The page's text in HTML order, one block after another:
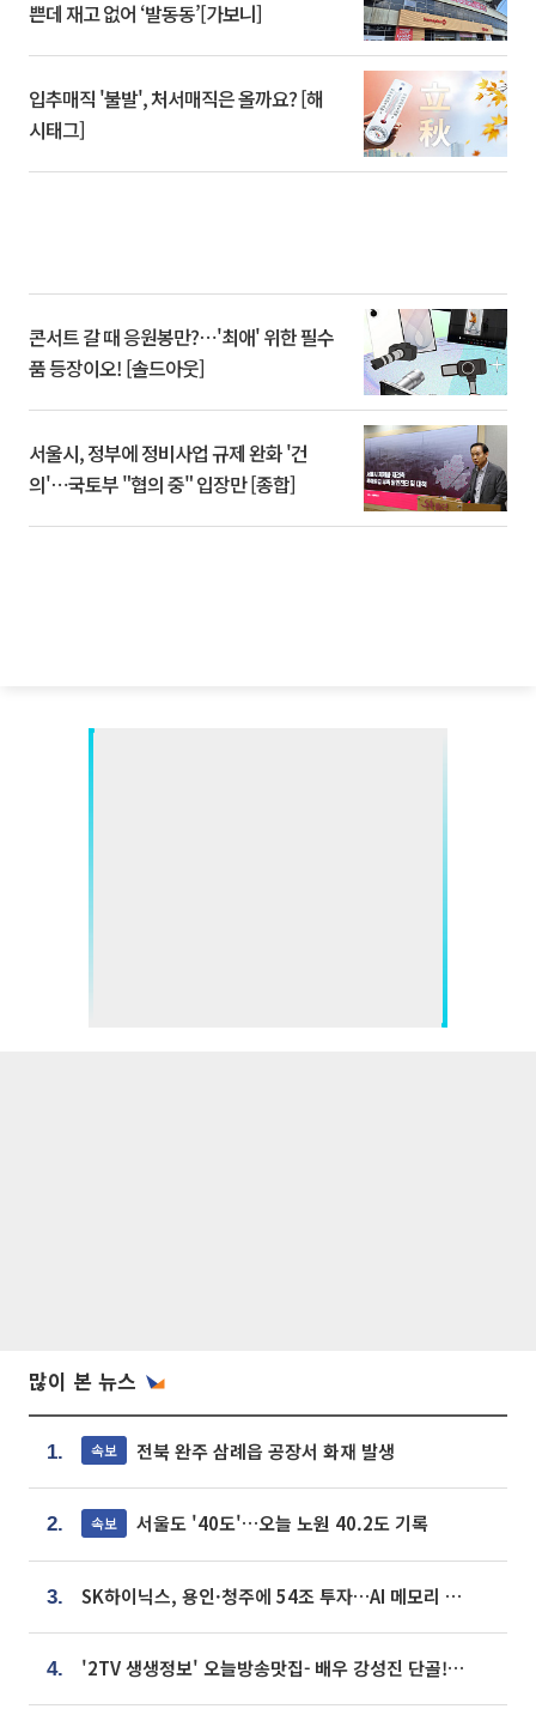
쁜데 재고 없어 ‘발동동’[가보니]
입추매직 '불발', 처서매직은 올까요? [해
시태그]
콘서트 갈 때 응원봉만?⋯'최애' 위한 필수
품 등장이오! [솔드아웃]
서울시, 정부에 정비사업 규제 완화 '건
의'⋯국토부 "협의 중" 입장만 [종합]
많이 본 뉴스
1. 속보 전북 완주 삼례읍 공장서 화재 발생
2. 속보 서울도 '40도'…오늘 노원 40.2도 기록
3. SK하이닉스, 용인·청주에 54조 투자…AI 메모리 생산기지 키운다
4. '2TV 생생정보' 오늘방송맛집- 배우 강성진 단골! 쌀국수ㆍ푸팟퐁 커리 맛집 '블○○○'